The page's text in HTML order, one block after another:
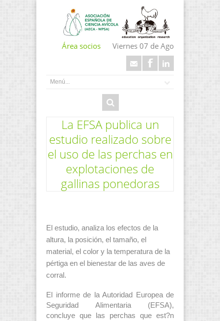
Área socios Viernes 07 de Ago
La EFSA publica un
estudio realizado sobre
el uso de las perchas en
explotaciones de
gallinas ponedoras
El estudio, analiza los efectos de la
altura, la posición, el tamaño, el
material, el color y la temperatura de la
pértiga en el bienestar de las aves de
corral.
El informe de la Autoridad Europea de
Seguridad Alimentaria (EFSA),
concluye que las perchas que est?n